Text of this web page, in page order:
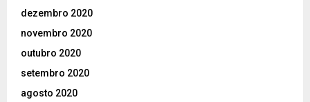
dezembro 2020
novembro 2020
outubro 2020
setembro 2020
agosto 2020